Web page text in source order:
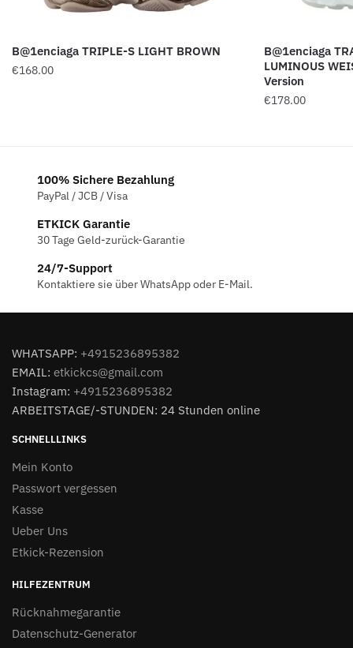
B@1enciaga TRIPLE-S LIGHT BROWN
€168.00
B@1enciaga
LUMINOUS
Version
€178.00
100% Sichere Bezahlung
PayPal / JCB / Visa
ETKICK Garantie
30 Tage Geld-zurück-Garantie
24/7-Support
Kontaktiere sie über WhatsApp oder E-Mail.
WHATSAPP: +4915236895382
EMAIL: etkickcs@gmail.com
Instagram: +4915236895382
ARBEITSTAGE/-STUNDEN: 24 Stunden online
SCHNELLLINKS
Mein Konto
Passwort vergessen
Kasse
Ueber Uns
Etkick-Rezension
HILFEZENTRUM
Rücknahmegarantie
Datenschutz-Generator